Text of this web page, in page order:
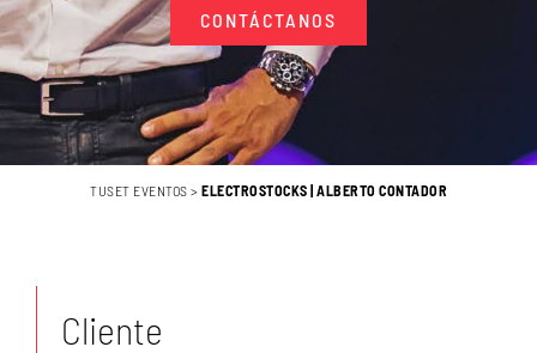
CONTÁCTANOS
TUSET EVENTOS > ELECTROSTOCKS | ALBERTO CONTADOR
Cliente